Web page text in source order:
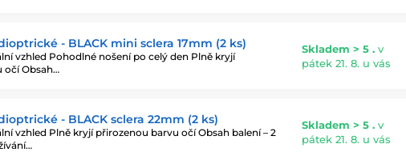
- BLACK mini sclera 17mm (2 ks)
vzhled Pohodlné nošení po celý den Plně kryjí
očí Obsah…
Skladem > 5 . v
pátek 21. 8. u vás
- BLACK sclera 22mm (2 ks)
vzhled Plně kryjí přirozenou barvu očí Obsah balení – 2
Skladem > 5 . v
pátek 21. 8. u vás